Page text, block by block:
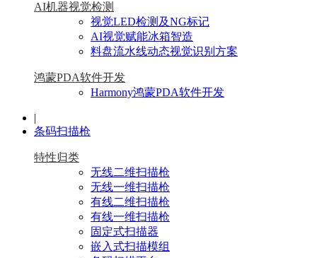
AI机器视觉检测
视觉LED检测及NG标记
AI视觉赋能冰箱智造
料盘流水线动态视觉识别方案
鸿蒙PDA软件开发
Harmony鸿蒙PDA软件开发
|
条码扫描枪
特性归类
无线二维扫描枪
无线一维扫描枪
有线二维扫描枪
有线一维扫描枪
固定式扫描器
嵌入式扫描模组